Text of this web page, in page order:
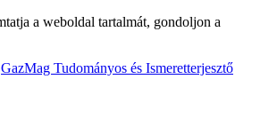
a weboldal tartalmát, gondoljon a
GazMag Tudományos és Ismeretterjesztő